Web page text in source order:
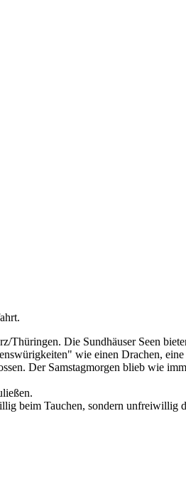
Die Sundhäuser Seen
wie einen Drachen,
Der Samstagmorgen blieb wie
beim Tauchen, sondern unfreiwillig